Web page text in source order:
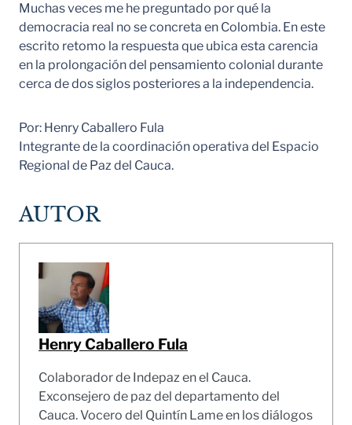
Muchas veces me he preguntado por qué la
democracia real no se concreta en Colombia. En este
escrito retomo la respuesta que ubica esta carencia
en la prolongación del pensamiento colonial durante
cerca de dos siglos posteriores a la independencia.
Por: Henry Caballero Fula
Integrante de la coordinación operativa del Espacio
Regional de Paz del Cauca.
AUTOR
Henry Caballero Fula
Colaborador de Indepaz en el Cauca.
Exconsejero de paz del departamento del
Cauca. Vocero del Quintín Lame en los diálogos